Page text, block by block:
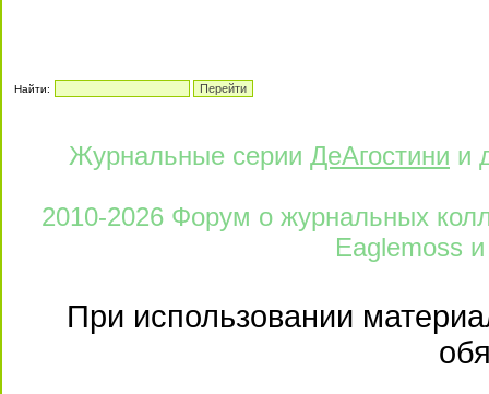
Найти:
Журнальные серии ДеАгостини и
2010-2026 Форум о журнальных
Eaglemoss и
При использовании